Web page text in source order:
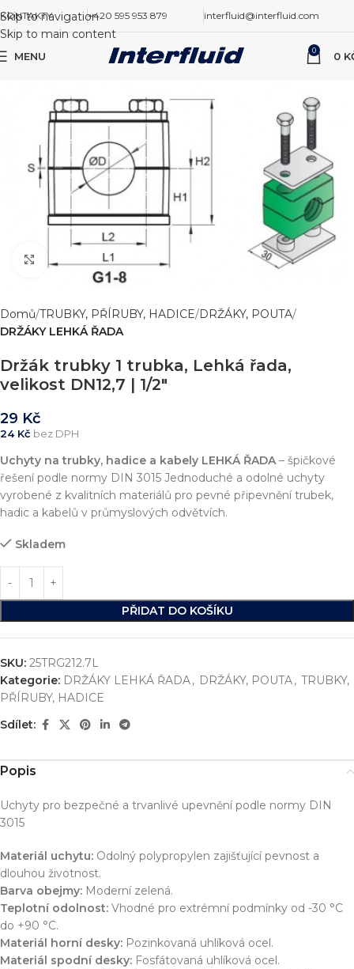
Skip to navigation
Skip to main content
KONTAKTY +420 595 953 879 interfluid@interfluid.com
MENU 0 0
Zvětšit obrázek
Domů TRUBKY, PŘÍRUBY, HADICE DRŽÁKY, POUTA
DRŽÁKY LEHKÁ ŘADA
Držák trubky 1 trubka, Lehká řada,
velikost DN12,7 | 1/2″
29 Kč
24 Kč bez DPH
Uchyty na trubky, hadice a kabely LEHKÁ ŘADA– špičkové
řešení podle normy DIN 3015 Jednoduché a odolné uchyty
vyrobené z kvalitních materiálů pro pevné připevnění trubek,
hadic a kabelů v průmyslových odvětvích.
Skladem
PŘIDAT DO KOŠÍKU
SKU: 25TRG212.7L
Kategorie: DRŽÁKY LEHKÁ ŘADA, DRŽÁKY, POUTA, TRUBKY,
PŘÍRUBY, HADICE
Sdílet:
Popis
Uchyty pro bezpečné a trvanlivé upevnění podle normy DIN
3015
Materiál uchytu: Odolný polypropylen zajišťující pevnost a
dlouhou životnost.
Barva obejmy: Moderní zelená.
Teplotní odolnost: Vhodné pro extrémní podmínky od -30 °C
do +90 °C.
Materiál horní desky: Pozinkovaná uhlíková ocel.
Materiál spodní desky: Fosfátovaná uhlíková ocel.